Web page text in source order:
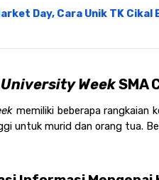
Day, Cara Unik TK
University Week SMA
memiliki beberapa rangkaian
untuk murid dan orang tua.